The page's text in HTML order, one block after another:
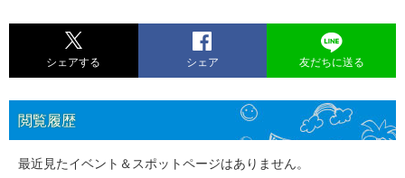
シェアする シェア 友だちに送る
閲覧履歴
最近見たイベント＆スポットページはありません。